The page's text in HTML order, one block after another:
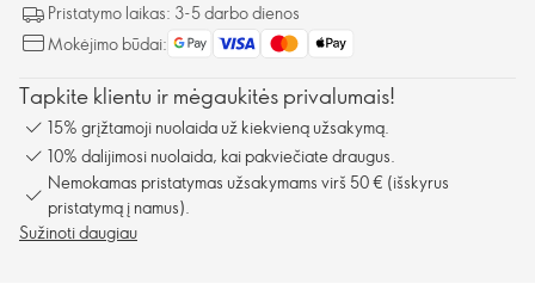
Pristatymo laikas: 3-5 darbo dienos
Mokėjimo būdai:
Tapkite klientu ir mėgaukitės privalumais!
15% grįžtamoji nuolaida už kiekvieną užsakymą.
10% dalijimosi nuolaida, kai pakviečiate draugus.
Nemokamas pristatymas užsakymams virš 50 € (išskyrus
pristatymą į namus).
Sužinoti daugiau